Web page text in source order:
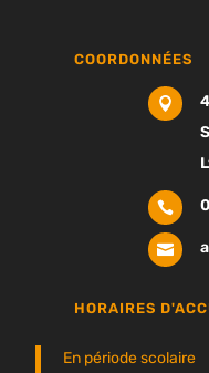
COORDONNÉES



HORAIRES
En période scolaire